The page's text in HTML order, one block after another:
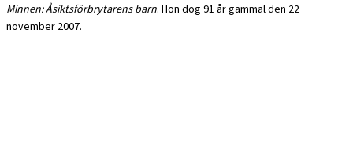
Minnen: Åsiktsförbrytarens barn. Hon dog 91 år gammal den 22
november 2007.